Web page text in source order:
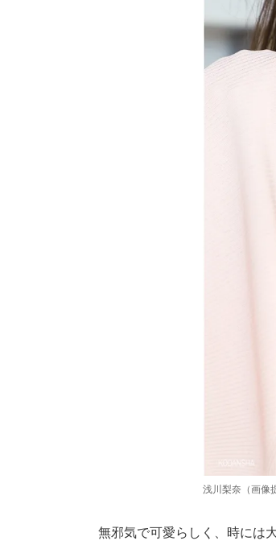
浅川梨奈（画像
無邪気で可愛らしく、時には